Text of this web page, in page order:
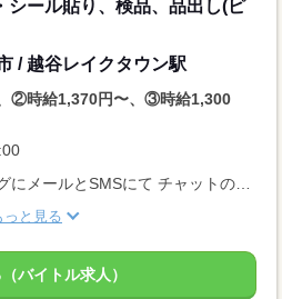
ール貼り、検品、品出し(ピ
/ 越谷レイクタウン駅
②時給1,370円〜、③時給1,300
っと見る
バイトル求人）